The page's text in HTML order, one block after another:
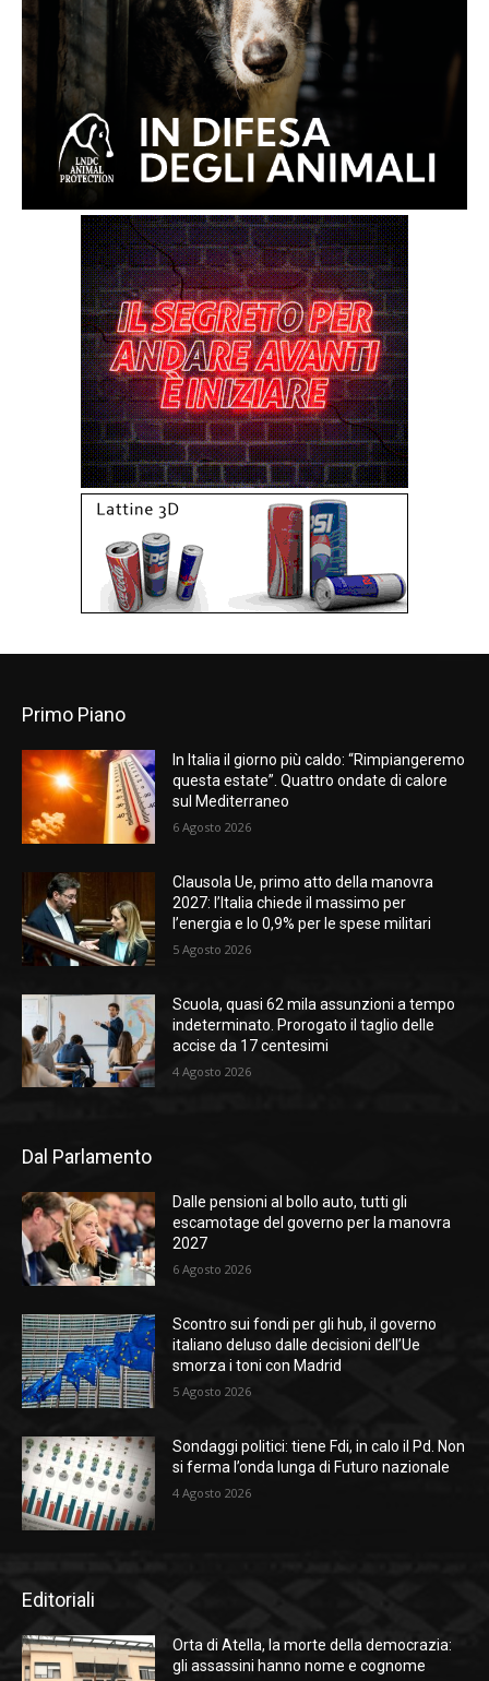
Primo Piano
In Italia il giorno più caldo: “Rimpiangeremo
questa estate”. Quattro ondate di calore
sul Mediterraneo
6 Agosto 2026
Clausola Ue, primo atto della manovra
2027: l’Italia chiede il massimo per
l’energia e lo 0,9% per le spese militari
5 Agosto 2026
Scuola, quasi 62 mila assunzioni a tempo
indeterminato. Prorogato il taglio delle
accise da 17 centesimi
4 Agosto 2026
Dal Parlamento
Dalle pensioni al bollo auto, tutti gli
escamotage del governo per la manovra
2027
6 Agosto 2026
Scontro sui fondi per gli hub, il governo
italiano deluso dalle decisioni dell’Ue
smorza i toni con Madrid
5 Agosto 2026
Sondaggi politici: tiene Fdi, in calo il Pd. Non
si ferma l’onda lunga di Futuro nazionale
4 Agosto 2026
Editoriali
Orta di Atella, la morte della democrazia:
gli assassini hanno nome e cognome